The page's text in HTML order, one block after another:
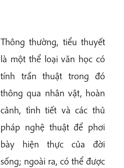
Thông thường, tiểu thuyết
là một thể loại văn học có
tính trần thuật trong đó
thông qua nhân vật, hoàn
cảnh, tình tiết và các thủ
pháp nghệ thuật để phơi
bày hiện thực của đời
sống; ngoài ra, có thể được